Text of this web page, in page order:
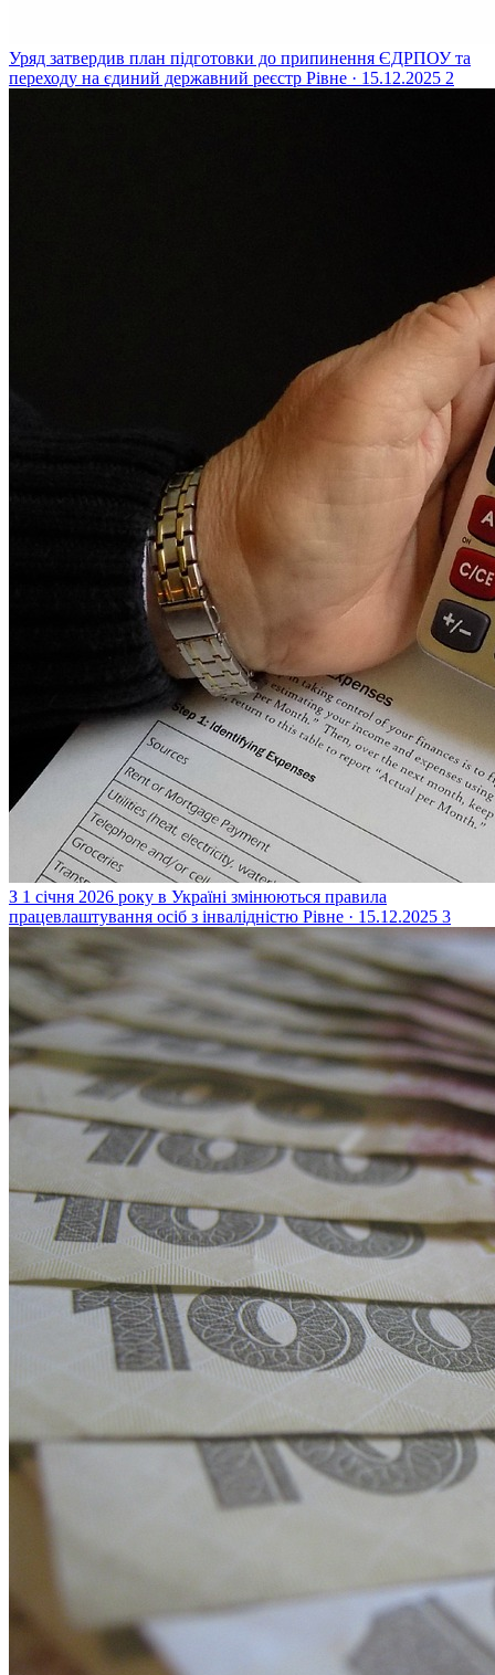
Уряд затвердив план підготовки до припинення ЄДРПОУ та
переходу на єдиний державний реєстр Рівне · 15.12.2025 2
З 1 січня 2026 року в Україні змінюються правила
працевлаштування осіб з інвалідністю Рівне · 15.12.2025 3